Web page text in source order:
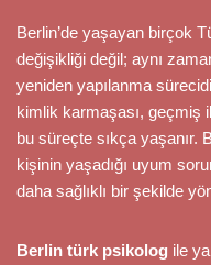
Berlin’de yaşayan birçok
değişikliği değil; aynı
yeniden yapılanma
kimlik karmaşası, geçmiş
bu süreçte sıkça yaşanır.
kişinin yaşadığı uyum
daha sağlıklı bir şekilde
Berlin türk psikolog ile